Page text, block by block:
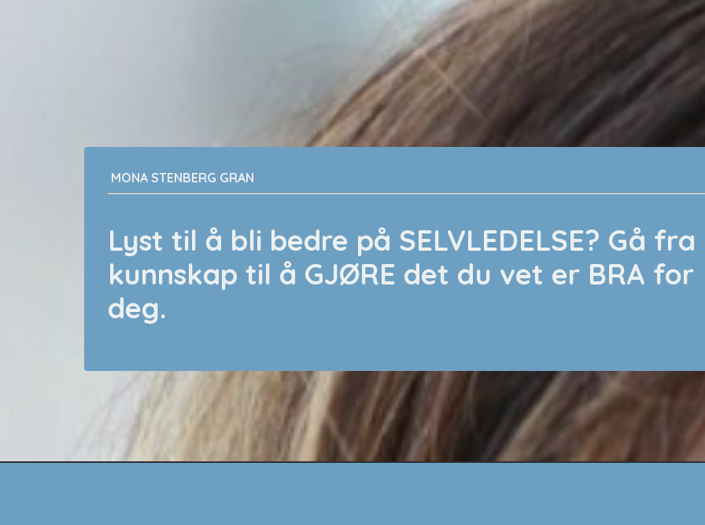
MONA STENBERG GRAN
Lyst til å bli bedre på SELVLEDELSE? Gå fra
kunnskap til å GJØRE det du vet er BRA for
deg.